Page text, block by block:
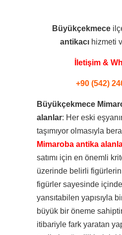
Büyükçekmece
antikacıhizmeti
İletişim &
+90 (542)
Büyükçekmece
alanlar: Her eski
taşımıyor olmasıyla
Mimaroba antika
satımı için en önemli
üzerinde belirli
figürler sayesinde
yansıtabilen yapısıyla
büyük bir öneme
itibariyle fark yaratan